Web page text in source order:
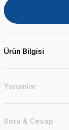
Ürün Bilgisi
Yorumlar
Soru & Cevap